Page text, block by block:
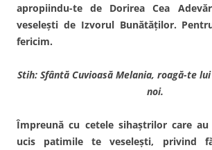
apropiindu-te de Dorirea Cea
veseleşti de Izvorul Bunătăţilor.
fericim.
Stih: Sfântă Cuvioasă Melania, roagă-te
noi.
Împreună cu cetele sihaştri­lor care
ucis patimile te veseleşti, privind